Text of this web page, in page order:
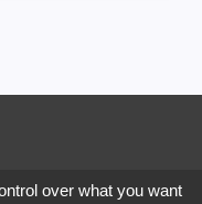
over what you want